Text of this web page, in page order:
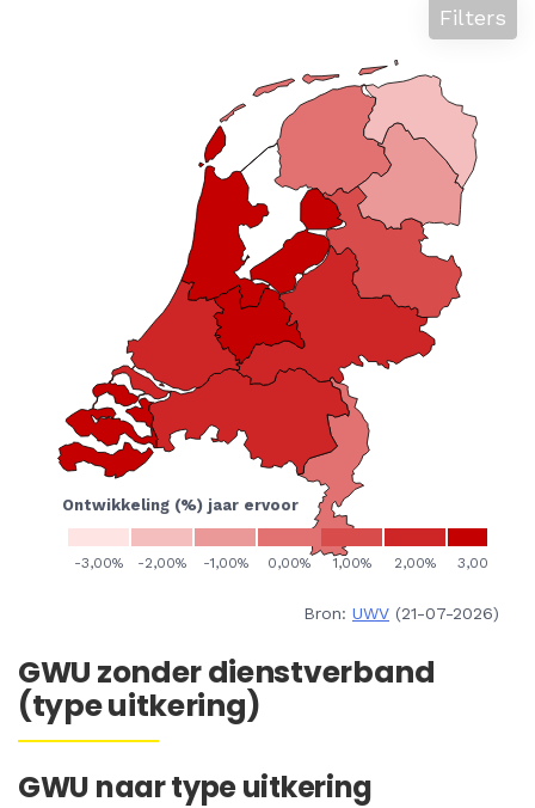
Filters
Bron: UWV (21-07-2026)
GWU zonder dienstverband
(type uitkering)
GWU naar type uitkering